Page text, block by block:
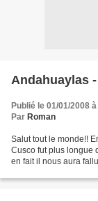
Andahuaylas
Publié le 01/01/2008
Par Roman
Salut tout le monde!!
Cusco fut plus longue
en fait il nous aura